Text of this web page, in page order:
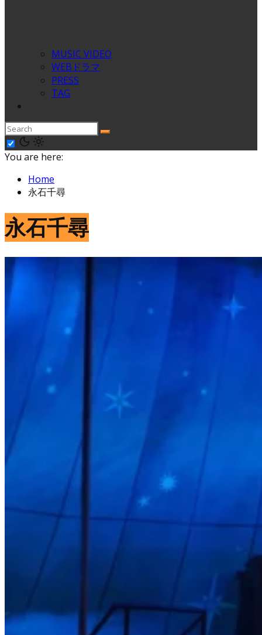
MUSIC VIDEO
WEBドラマ
PRESS
TAG
You are here:
Home
永石千尋
永石千尋